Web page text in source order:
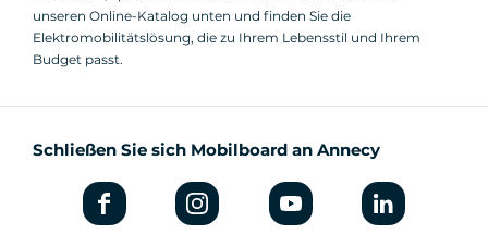
unseren Online-Katalog unten und finden Sie die
Elektromobilitätslösung, die zu Ihrem Lebensstil und Ihrem
Budget passt.
Schließen Sie sich Mobilboard an Annecy